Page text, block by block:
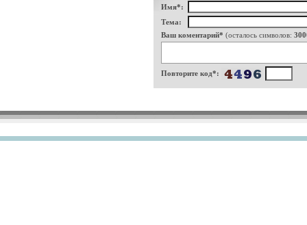
Имя*:
Тема:
Ваш коментарий* (осталось символов:
Повторите код*: